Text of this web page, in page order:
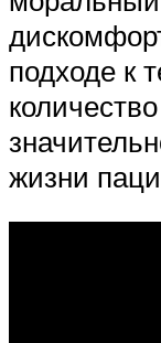
подходе к
жизни